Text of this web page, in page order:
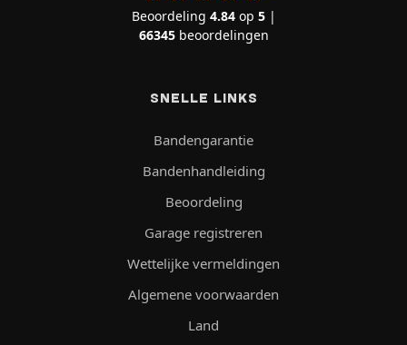
Beoordeling 4.84op 5|
66345beoordelingen
SNELLE LINKS
Bandengarantie
Bandenhandleiding
Beoordeling
Garage registreren
Wettelijke vermeldingen
Algemene voorwaarden
Land